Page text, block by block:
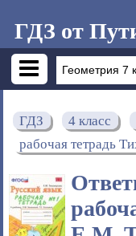
ГДЗ от
ГДЗ 4 класс
рабочая тетрадь